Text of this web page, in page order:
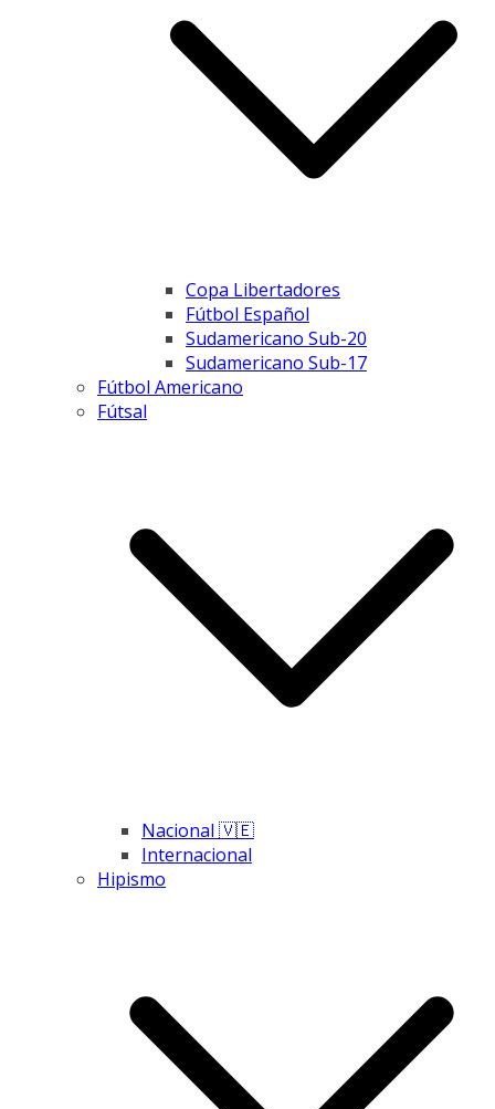
Copa Libertadores
Fútbol Español
Sudamericano Sub-20
Sudamericano Sub-17
Fútbol Americano
Fútsal
Nacional 🇻🇪
Internacional
Hipismo